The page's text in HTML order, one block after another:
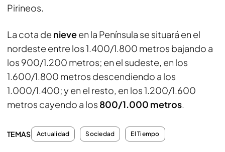
Pirineos.
La cota de nieveen la Península se situará en el
nordeste entre los 1.400/1.800 metros bajando a
los 900/1.200 metros; en el sudeste, en los
1.600/1.800 metros descendiendo a los
1.000/1.400; y en el resto, en los 1.200/1.600
metros cayendo a los 800/1.000 metros.
TEMAS Actualidad Sociedad El Tiempo